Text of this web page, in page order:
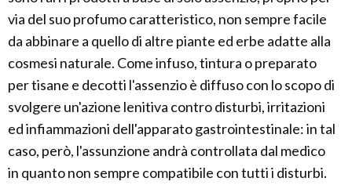
via del suo profumo caratteristico, non sempre facile
da abbinare a quello di altre piante ed erbe adatte alla
cosmesi naturale. Come infuso, tintura o preparato
per tisane e decotti l'assenzio è diffuso con lo scopo di
svolgere un'azione lenitiva contro disturbi, irritazioni
ed infiammazioni dell'apparato gastrointestinale: in tal
caso, però, l'assunzione andrà controllata dal medico
in quanto non sempre compatibile con tutti i disturbi.